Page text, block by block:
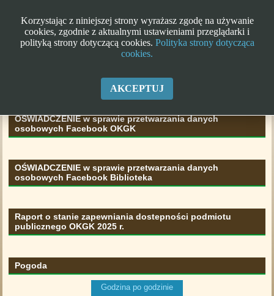
Klauzula informacyjna RODO
OŚWIADCZENIE w sprawie przetwarzania danych
osobowych Facebook OKGK
OŚWIADCZENIE w sprawie przetwarzania danych
osobowych Facebook Biblioteka
Raport o stanie zapewniania dostepności podmiotu
publicznego OKGK 2025 r.
Pogoda
Godzina po godzinie
Korzystając z niniejszej strony wyrażasz zgodę na używanie
cookies, zgodnie z aktualnymi ustawieniami przeglądarki i
polityką strony dotyczącą cookies. Polityka strony dotycząca
cookies.
AKCEPTUJ